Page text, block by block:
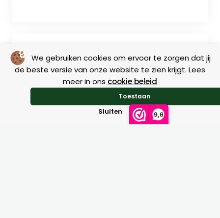
9,6
We gebruiken cookies om ervoor te zorgen dat jij
de beste versie van onze website te zien krijgt. Lees
meer in ons cookie beleid
Toestaan
Sluiten
Size charts